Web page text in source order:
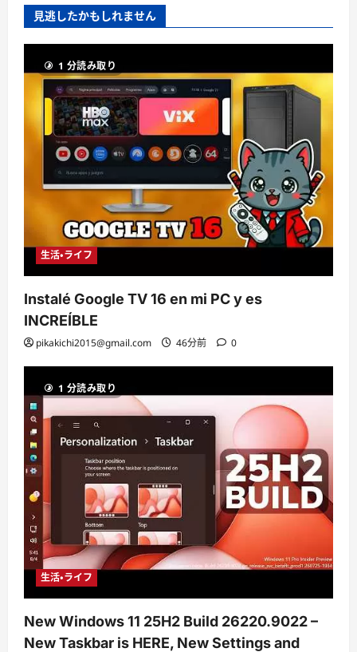
見逃したかもしれません
1 分読み取り
生活・ライフ
Instalé Google TV 16 en mi PC y es
INCREÍBLE
pikakichi2015@gmail.com 46分前 0
1 分読み取り
生活・ライフ
New Windows 11 25H2 Build 26220.9022 –
New Taskbar is HERE, New Settings and